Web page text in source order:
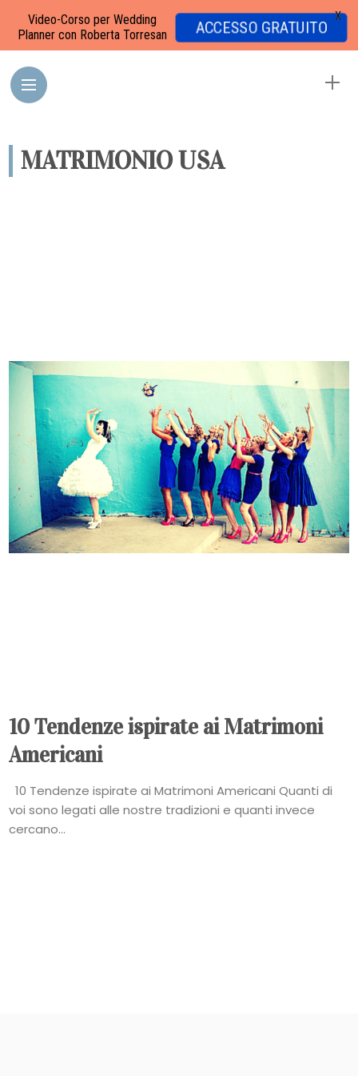
MATRIMONIO USA
10 Tendenze ispirate ai Matrimoni
Americani
10 Tendenze ispirate ai Matrimoni Americani Quanti di
voi sono legati alle nostre tradizioni e quanti invece
cercano...
Video-Corso per Wedding
Planner con Roberta Torresan
ACCESSO GRATUITO
X